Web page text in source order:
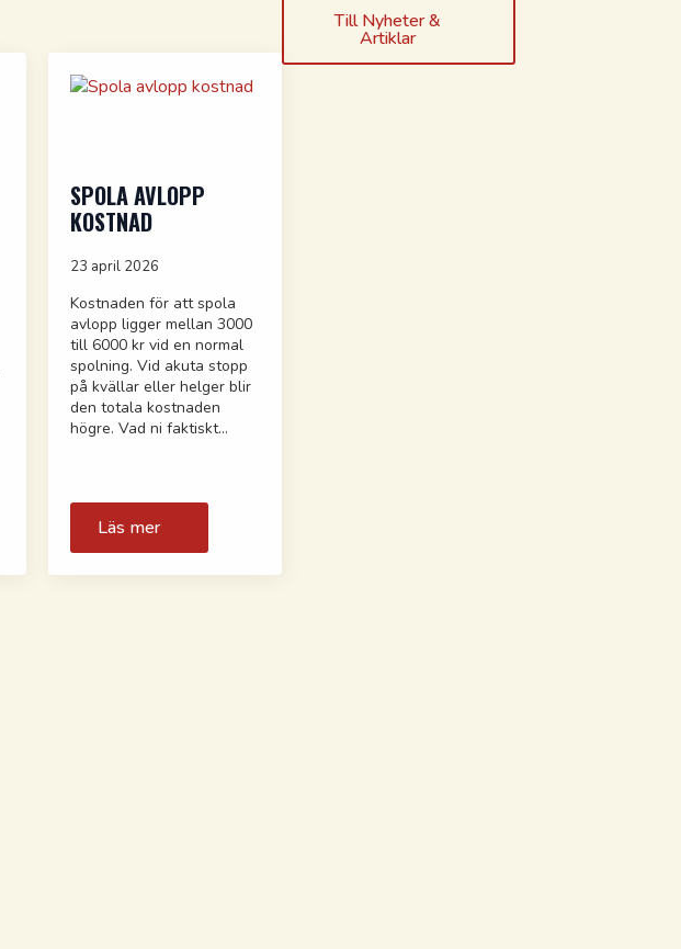
SPOLA AVLOPP
KOSTNAD
23 april 2026
Kostnaden för att spola
avlopp ligger mellan 3000
till 6000 kr vid en normal
spolning. Vid akuta stopp
på kvällar eller helger blir
den totala kostnaden
högre. Vad ni faktiskt…
Läs mer
Till Nyheter &
Artiklar